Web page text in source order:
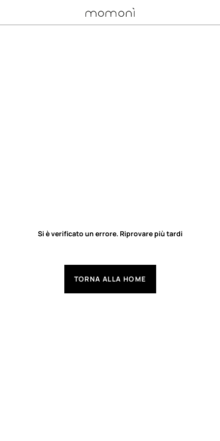
Si è verificato un errore. Riprovare più tardi
TORNA ALLA HOME